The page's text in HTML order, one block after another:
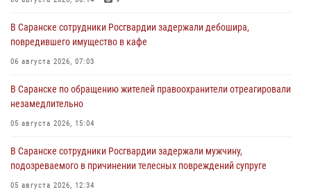
В Саранске сотрудники Росгвардии задержали дебошира,
повредившего имущество в кафе
06 августа 2026, 07:03
В Саранске по обращению жителей правоохранители отреагировали
незамедлительно
05 августа 2026, 15:04
В Саранске сотрудники Росгвардии задержали мужчину,
подозреваемого в причинении телесных повреждений супруге
05 августа 2026, 12:34